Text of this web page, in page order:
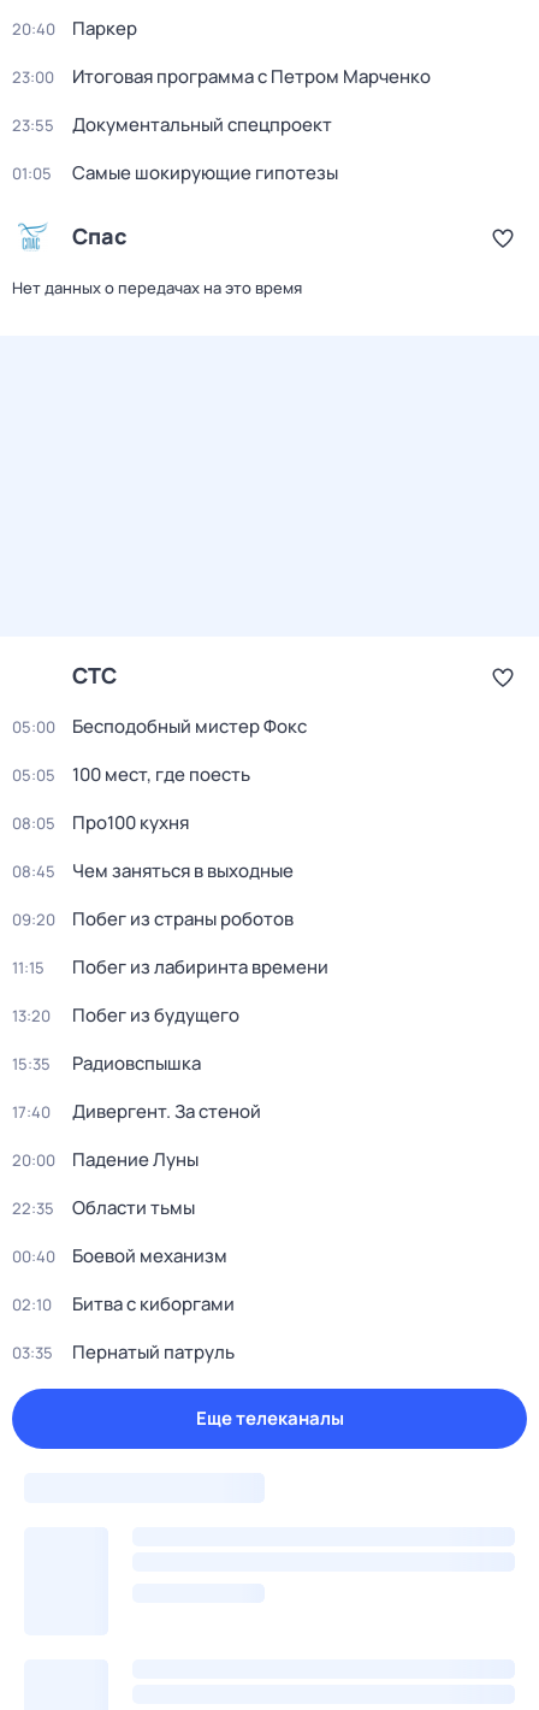
20:40 Паркер
23:00 Итоговая программа с Петром Марченко
23:55 Документальный спецпроект
01:05 Самые шoкиpующие гипотезы
Спас
Нет данных о передачах на это время
СТС
05:00 Бесподобный мистер Фокс
05:05 100 мест, где поесть
08:05 Про100 кухня
08:45 Чем заняться в выходные
09:20 Побег из страны роботов
11:15 Побег из лабиринта времени
13:20 Побег из будущего
15:35 Радиовспышка
17:40 Дивергент. За стеной
20:00 Падение Луны
22:35 Области тьмы
00:40 Боевой механизм
02:10 Битва с киборгами
03:35 Пернатый патруль
Еще телеканалы